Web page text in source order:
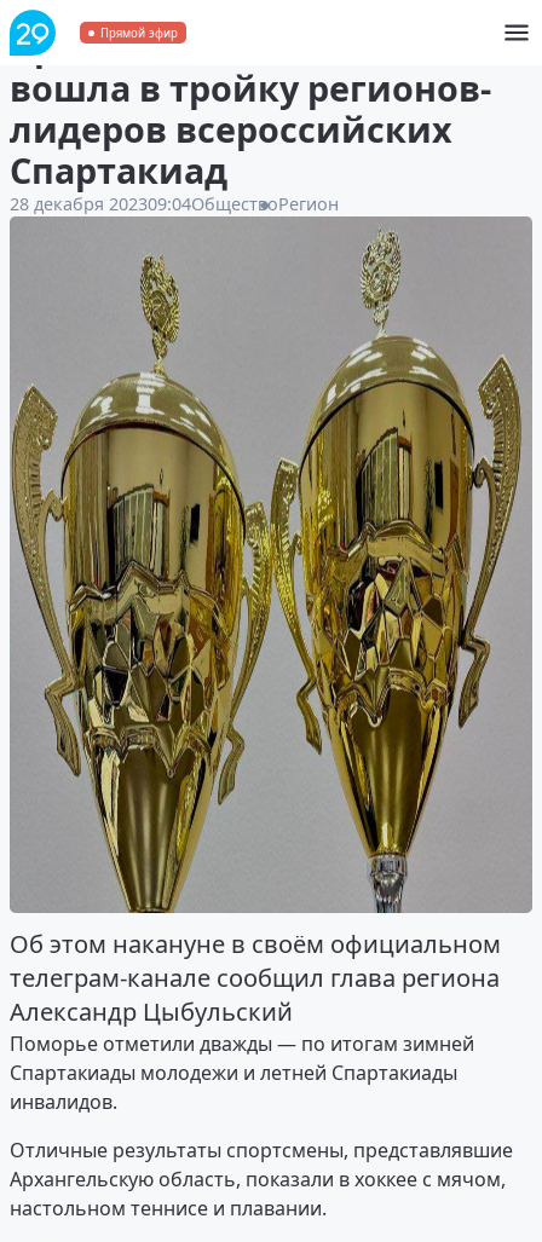
Прямой эфир
Архангельская область
вошла в тройку регионов-
лидеров всероссийских
Спартакиад
28 декабря 202309:04ОбществоРегион
Об этом накануне в своём официальном
телеграм-канале сообщил глава региона
Александр Цыбульский
Поморье отметили дважды — по итогам зимней
Спартакиады молодежи и летней Спартакиады
инвалидов.
Отличные результаты спортсмены, представлявшие
Архангельскую область, показали в хоккее с мячом,
настольном теннисе и плавании.